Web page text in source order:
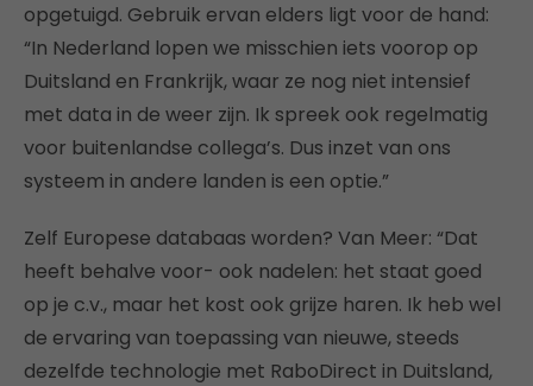
opgetuigd. Gebruik ervan elders ligt voor de hand:
“In Nederland lopen we misschien iets voorop op
Duitsland en Frankrijk, waar ze nog niet intensief
met data in de weer zijn. Ik spreek ook regelmatig
voor buitenlandse collega’s. Dus inzet van ons
systeem in andere landen is een optie.”
Zelf Europese databaas worden? Van Meer: “Dat
heeft behalve voor- ook nadelen: het staat goed
op je c.v., maar het kost ook grijze haren. Ik heb wel
de ervaring van toepassing van nieuwe, steeds
dezelfde technologie met RaboDirect in Duitsland,